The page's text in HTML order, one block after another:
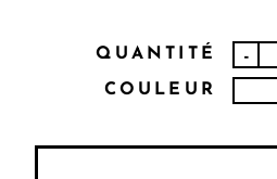
QUANTITÉ -
COULEUR